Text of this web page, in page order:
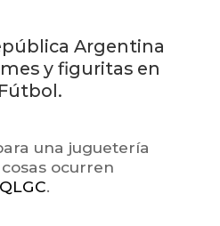
Argentina
y figuritas en
una juguetería
ocurren
.